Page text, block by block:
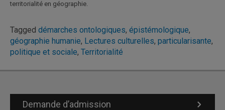
territorialité en géographie.
Tagged démarches ontologiques, épistémologique,
géographie humanie, Lectures culturelles, particularisante,
politique et sociale, Territorialité
Demande d’admission